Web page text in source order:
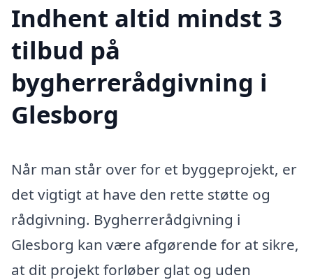
Indhent altid mindst 3
tilbud på
bygherrerådgivning i
Glesborg
Når man står over for et byggeprojekt, er
det vigtigt at have den rette støtte og
rådgivning. Bygherrerådgivning i
Glesborg kan være afgørende for at sikre,
at dit projekt forløber glat og uden